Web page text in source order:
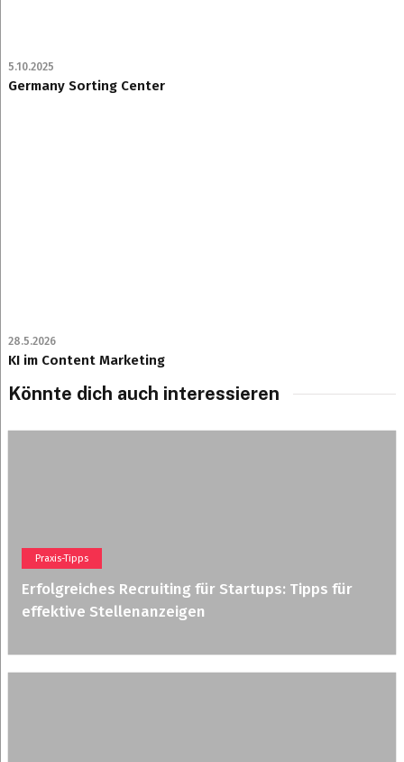
5.10.2025
Germany Sorting Center
28.5.2026
KI im Content Marketing
Könnte dich auch interessieren
Praxis-Tipps
Erfolgreiches Recruiting für Startups: Tipps für
effektive Stellenanzeigen